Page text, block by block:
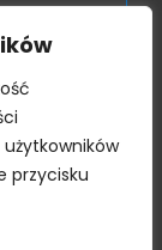
przycisku
moich
i